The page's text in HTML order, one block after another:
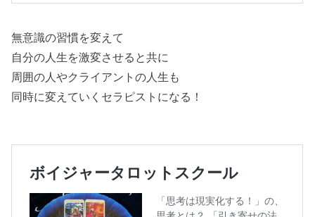
無意識の習慣を変えて
自分の人生を激変させると共に
周囲の人やクライアントの人生も
同時に変えていくセラピストになる！